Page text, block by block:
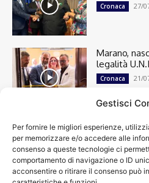
Gestisci
Per fornire le migliori esperienze,
per memorizzare e/o accedere alle
consenso a queste tecnologie ci
comportamento di navigazione o ID
acconsentire o ritirare il consenso può
Cronaca 27/
Marano,
legalità
Cronaca 21/
Cronaca
Attualità
top
News